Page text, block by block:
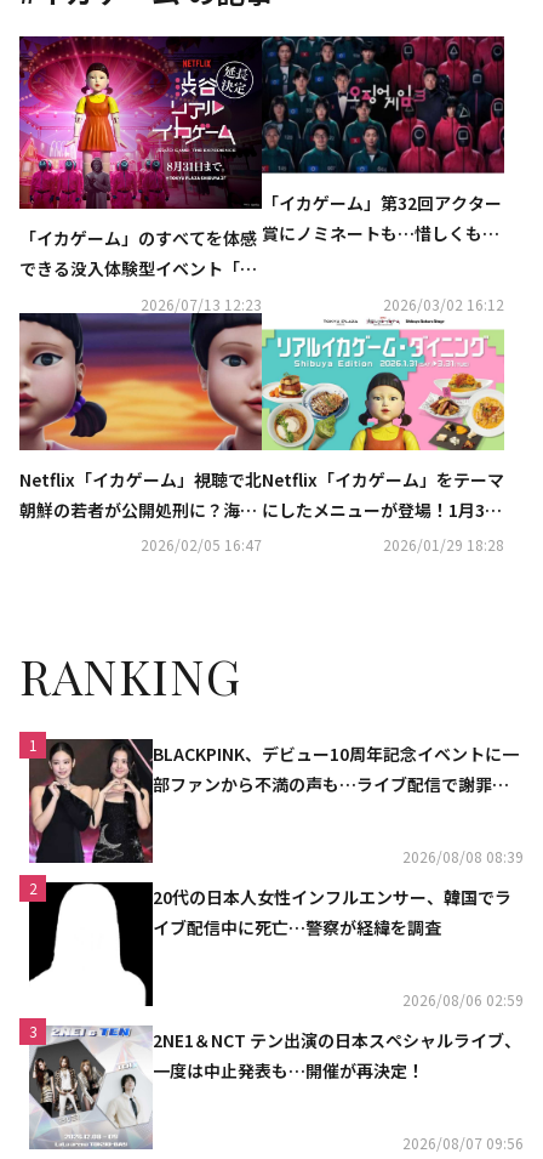
「イカゲーム」のすべてを体感
できる没入体験型イベント「渋
谷リアル・イカゲーム」8月31
日まで延長決定
2026/07/13 12:23
「イカゲーム」第32回アクター
賞にノミネートも…惜しくも受
2026/03/02 16:12
Netflix「イカゲーム」視聴で北
朝鮮の若者が公開処刑に？海外
メディアの報道に衝撃2026/02/05 16:47
Netflix「イカゲーム」をテーマ
にしたメニューが登場！1月31
日より渋谷でコラボイベント開
2026/01/29 18:28
RANKING
1
BLACKPINK、デビュー10周年記念イベントに一
部ファンから不満の声も…ライブ配信で謝罪
2026/08/08 08:39
2
20代の日本人女性インフルエンサー、韓国でラ
イブ配信中に死亡…警察が経緯を調査
2026/08/06 02:59
3
2NE1＆NCT テン出演の日本スペシャルライブ、
一度は中止発表も…開催が再決定！
2026/08/07 09:56